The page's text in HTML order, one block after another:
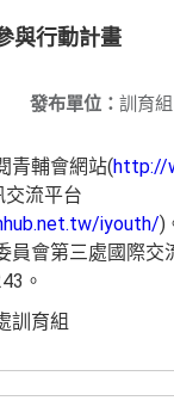
與行動計畫
發布單位： 訓育組
青輔會網站(http://
交流平台
iyouth/)
員會第三處國際交
。
訓育組